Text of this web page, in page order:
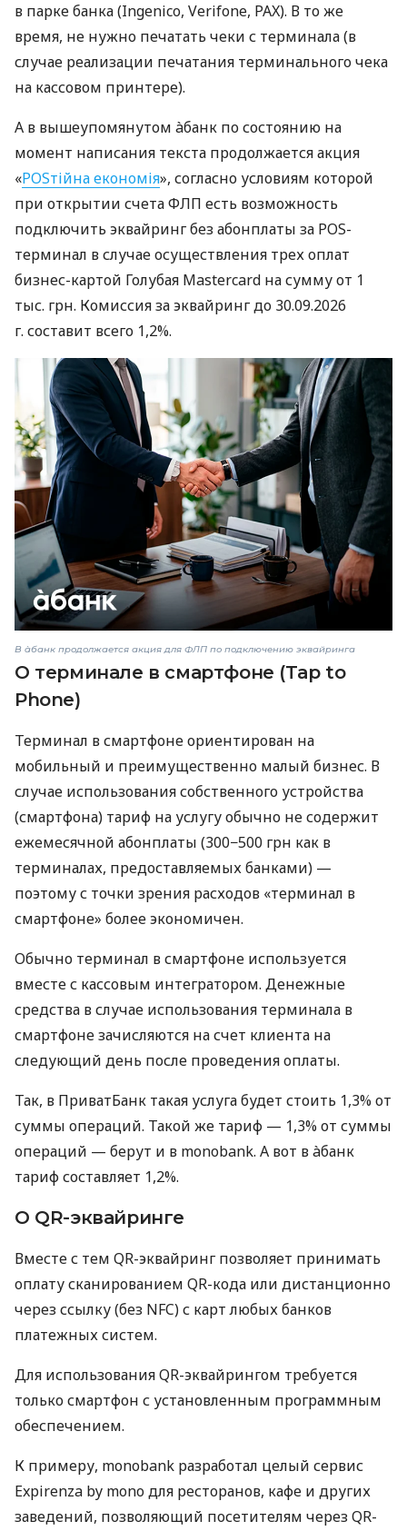
в парке банка (Ingenico, Verifone, PAX). В то же
время, не нужно печатать чеки с терминала (в
случае реализации печатания терминального чека
на кассовом принтере).
А в вышеупомянутом àбанк по состоянию на
момент написания текста продолжается акция
«POSтійна економія», согласно условиям которой
при открытии счета ФЛП есть возможность
подключить эквайринг без абонплаты за POS-
терминал в случае осуществления трех оплат
бизнес-картой Голубая Mastercard на сумму от 1
тыс. грн. Комиссия за эквайринг до 30.09.2026
г. составит всего 1,2%.
В àбанк продолжается акция для ФЛП по подключению эквайринга
О терминале в смартфоне (Tap to
Phone)
Терминал в смартфоне ориентирован на
мобильный и преимущественно малый бизнес. В
случае использования собственного устройства
(смартфона) тариф на услугу обычно не содержит
ежемесячной абонплаты (300−500 грн как в
терминалах, предоставляемых банками) —
поэтому с точки зрения расходов «терминал в
смартфоне» более экономичен.
Обычно терминал в смартфоне используется
вместе с кассовым интегратором. Денежные
средства в случае использования терминала в
смартфоне зачисляются на счет клиента на
следующий день после проведения оплаты.
Так, в ПриватБанк такая услуга будет стоить 1,3% от
суммы операций. Такой же тариф — 1,3% от суммы
операций — берут и в monobank. А вот в àбанк
тариф составляет 1,2%.
О QR-эквайринге
Вместе с тем QR-эквайринг позволяет принимать
оплату сканированием QR-кода или дистанционно
через ссылку (без NFC) с карт любых банков
платежных систем.
Для использования QR-эквайрингом требуется
только смартфон с установленным программным
обеспечением.
К примеру, monobank разработал целый сервис
Expirenza by mono для ресторанов, кафе и других
заведений, позволяющий посетителям через QR-